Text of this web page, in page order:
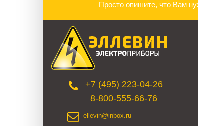
Просто опишите, что Вам
+7 (495) 223-04-26
8-800-555-66-76
ellevin@inbox.ru